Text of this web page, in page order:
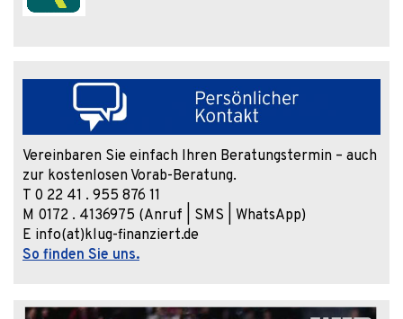
Vereinbaren Sie einfach Ihren Beratungstermin – auch
zur kostenlosen Vorab-Beratung.
T 0 22 41 . 955 876 11
M 0172 . 4136975 (Anruf | SMS | WhatsApp)
E info(at)klug-finanziert.de
So finden Sie uns.